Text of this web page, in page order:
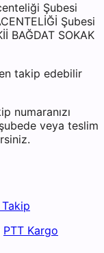
Şubesi
Şubesi
BAĞDAT SOKAK
takip edebilir
numaranızı
veya teslim
PTT Kargo